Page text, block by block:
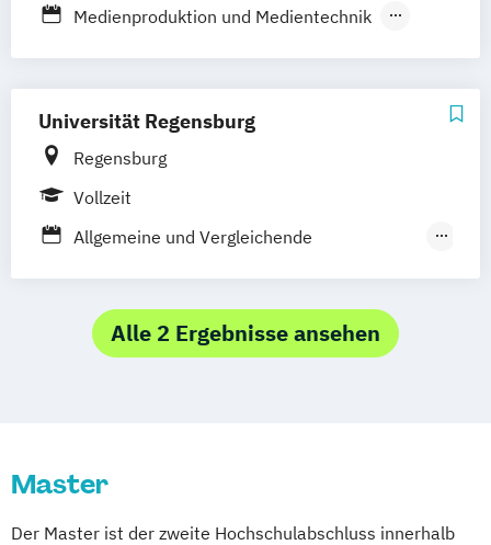
Medienproduktion und Medientechnik
Universität Regensburg
Regensburg
Vollzeit
Allgemeine und Vergleichende
Historische Musikwissenschaft
Kunstgeschichte Lehramt Kunst
Alle 2 Ergebnisse ansehen
Master
Der Master ist der zweite Hochschulabschluss innerhalb